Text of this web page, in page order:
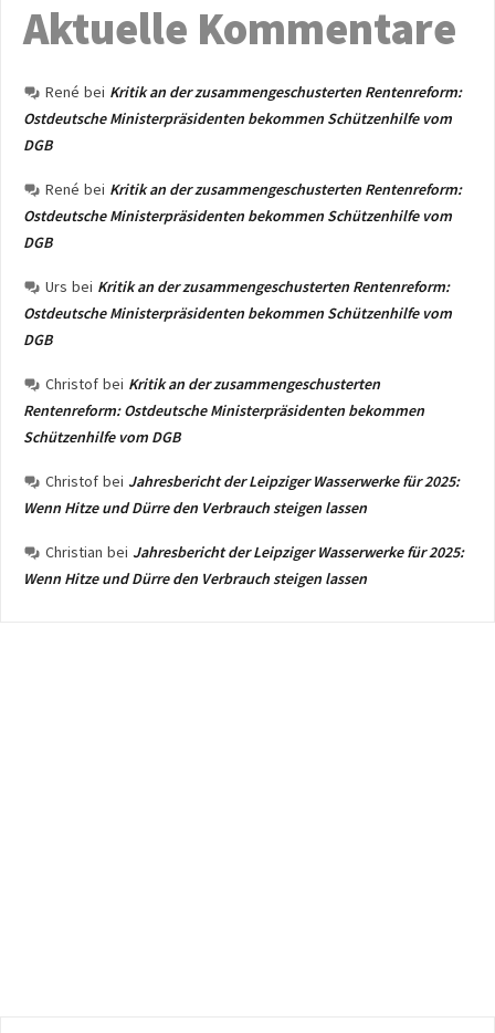
Aktuelle Kommentare
René bei Kritik an der zusammengeschusterten Rentenreform:
Ostdeutsche Ministerpräsidenten bekommen Schützenhilfe vom
DGB
René bei Kritik an der zusammengeschusterten Rentenreform:
Ostdeutsche Ministerpräsidenten bekommen Schützenhilfe vom
DGB
Urs bei Kritik an der zusammengeschusterten Rentenreform:
Ostdeutsche Ministerpräsidenten bekommen Schützenhilfe vom
DGB
Christof bei Kritik an der zusammengeschusterten
Rentenreform: Ostdeutsche Ministerpräsidenten bekommen
Schützenhilfe vom DGB
Christof bei Jahresbericht der Leipziger Wasserwerke für 2025:
Wenn Hitze und Dürre den Verbrauch steigen lassen
Christian bei Jahresbericht der Leipziger Wasserwerke für 2025:
Wenn Hitze und Dürre den Verbrauch steigen lassen